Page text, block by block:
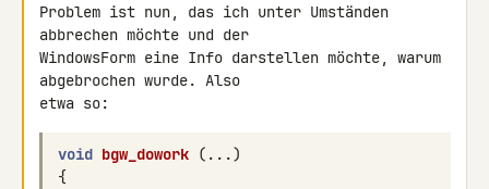
Problem ist nun, das ich unter Umständen
abbrechen möchte und der
WindowsForm eine Info darstellen möchte, warum
abgebrochen wurde. Also
void bgw_dowork (...)
{